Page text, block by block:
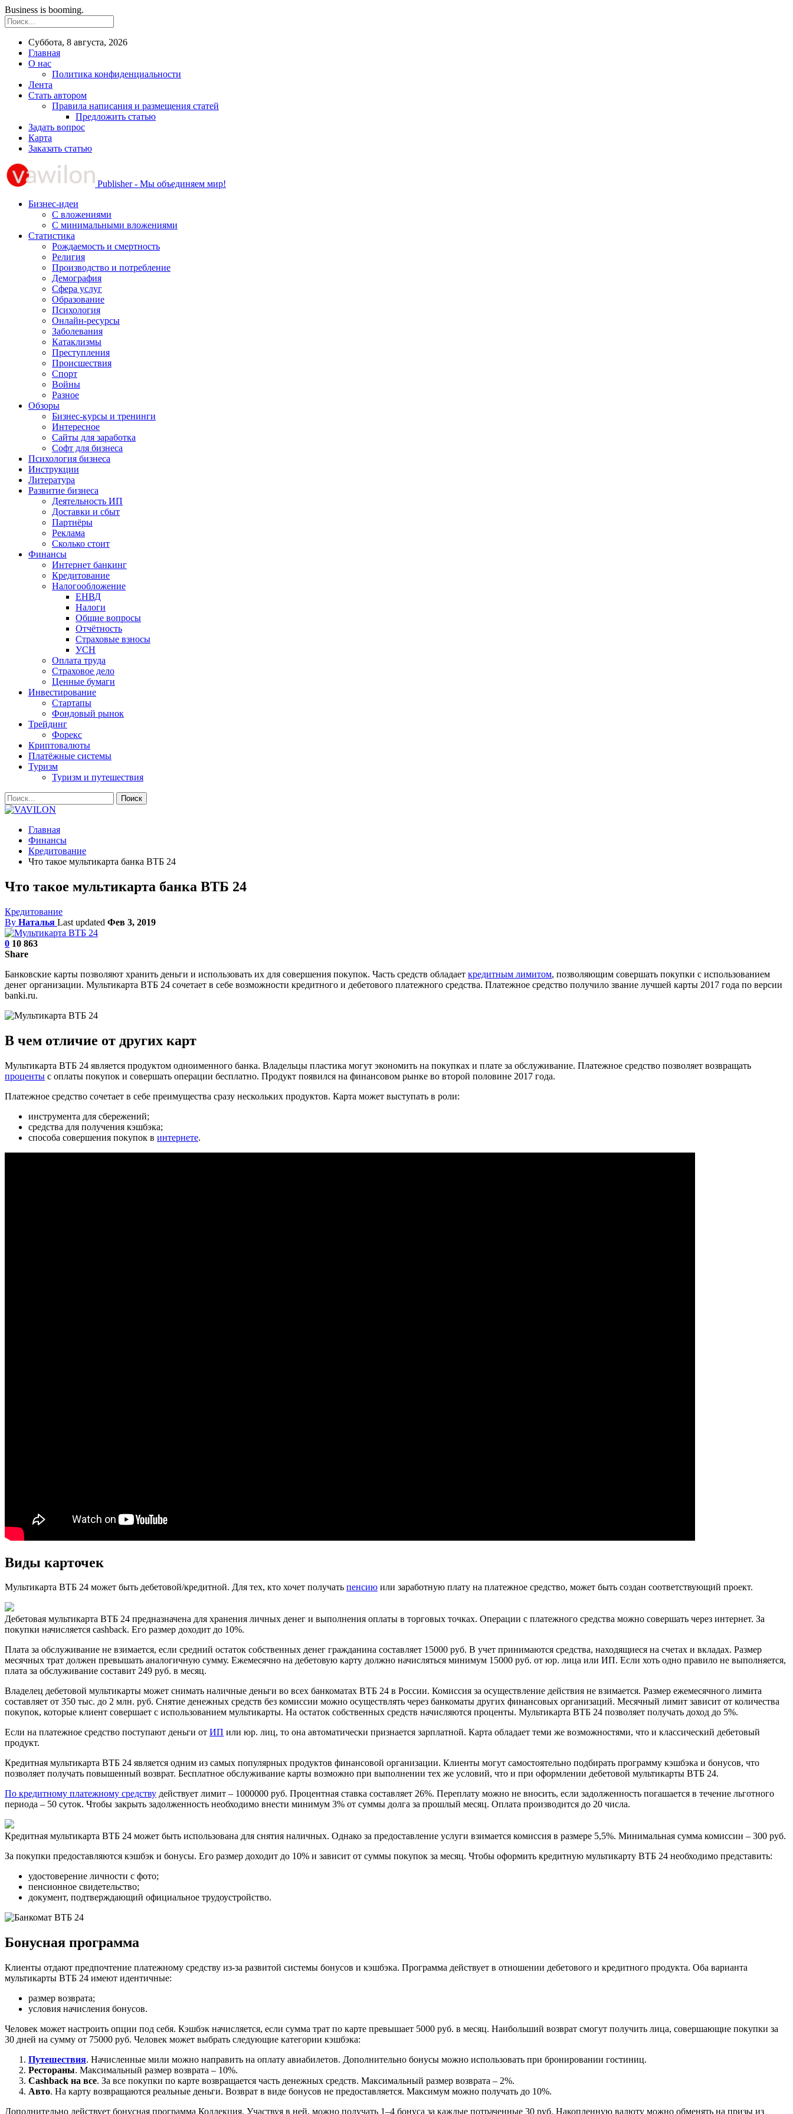
Business is booming.
Суббота, 8 августа, 2026
Главная
О нас
Политика конфиденциальности
Лента
Стать автором
Правила написания и размещения статей
Предложить статью
Задать вопрос
Карта
Заказать статью
Publisher - Мы объединяем мир!
Бизнес-идеи
С вложениями
С минимальными вложениями
Статистика
Рождаемость и смертность
Религия
Производство и потребление
Демография
Сфера услуг
Образование
Психология
Онлайн-ресурсы
Заболевания
Катаклизмы
Преступления
Происшествия
Спорт
Войны
Разное
Обзоры
Бизнес-курсы и тренинги
Интересное
Сайты для заработка
Софт для бизнеса
Психология бизнеса
Инструкции
Литература
Развитие бизнеса
Деятельность ИП
Доставки и сбыт
Партнёры
Реклама
Сколько стоит
Финансы
Интернет банкинг
Кредитование
Налогообложение
ЕНВД
Налоги
Общие вопросы
Отчётность
Страховые взносы
УСН
Оплата труда
Страховое дело
Ценные бумаги
Инвестирование
Стартапы
Фондовый рынок
Трейдинг
Форекс
Криптовалюты
Платёжные системы
Туризм
Туризм и путешествия
Главная
Финансы
Кредитование
Что такое мультикарта банка ВТБ 24
Что такое мультикарта банка ВТБ 24
Кредитование
By Наталья Last updated Фев 3, 2019
0 10 863
Share
Банковские карты позволяют хранить деньги и использовать их для совершения покупок. Часть средств обладает кредитным лимитом, позволяющим совершать покупки с использованием
денег организации. Мультикарта ВТБ 24 сочетает в себе возможности кредитного и дебетового платежного средства. Платежное средство получило звание лучшей карты 2017 года по версии
banki.ru.
В чем отличие от других карт
Мультикарта ВТБ 24 является продуктом одноименного банка. Владельцы пластика могут экономить на покупках и плате за обслуживание. Платежное средство позволяет возвращать
проценты с оплаты покупок и совершать операции бесплатно. Продукт появился на финансовом рынке во второй половине 2017 года.
Платежное средство сочетает в себе преимущества сразу нескольких продуктов. Карта может выступать в роли:
инструмента для сбережений;
средства для получения кэшбэка;
способа совершения покупок в интернете.
Виды карточек
Мультикарта ВТБ 24 может быть дебетовой/кредитной. Для тех, кто хочет получать пенсию или заработную плату на платежное средство, может быть создан соответствующий проект.
Дебетовая мультикарта ВТБ 24 предназначена для хранения личных денег и выполнения оплаты в торговых точках. Операции с платежного средства можно совершать через интернет. За
покупки начисляется cashback. Его размер доходит до 10%.
Плата за обслуживание не взимается, если средний остаток собственных денег гражданина составляет 15000 руб. В учет принимаются средства, находящиеся на счетах и вкладах. Размер
месячных трат должен превышать аналогичную сумму. Ежемесячно на дебетовую карту должно начисляться минимум 15000 руб. от юр. лица или ИП. Если хоть одно правило не выполняется,
плата за обслуживание составит 249 руб. в месяц.
Владелец дебетовой мультикарты может снимать наличные деньги во всех банкоматах ВТБ 24 в России. Комиссия за осуществление действия не взимается. Размер ежемесячного лимита
составляет от 350 тыс. до 2 млн. руб. Снятие денежных средств без комиссии можно осуществлять через банкоматы других финансовых организаций. Месячный лимит зависит от количества
покупок, которые клиент совершает с использованием мультикарты. На остаток собственных средств начисляются проценты. Мультикарта ВТБ 24 позволяет получать доход до 5%.
Если на платежное средство поступают деньги от ИП или юр. лиц, то она автоматически признается зарплатной. Карта обладает теми же возможностями, что и классический дебетовый
продукт.
Кредитная мультикарта ВТБ 24 является одним из самых популярных продуктов финансовой организации. Клиенты могут самостоятельно подбирать программу кэшбэка и бонусов, что
позволяет получать повышенный возврат. Бесплатное обслуживание карты возможно при выполнении тех же условий, что и при оформлении дебетовой мультикарты ВТБ 24.
По кредитному платежному средству действует лимит – 1000000 руб. Процентная ставка составляет 26%. Переплату можно не вносить, если задолженность погашается в течение льготного
периода – 50 суток. Чтобы закрыть задолженность необходимо внести минимум 3% от суммы долга за прошлый месяц. Оплата производится до 20 числа.
Кредитная мультикарта ВТБ 24 может быть использована для снятия наличных. Однако за предоставление услуги взимается комиссия в размере 5,5%. Минимальная сумма комиссии – 300 руб.
За покупки предоставляются кэшбэк и бонусы. Его размер доходит до 10% и зависит от суммы покупок за месяц. Чтобы оформить кредитную мультикарту ВТБ 24 необходимо представить:
удостоверение личности с фото;
пенсионное свидетельство;
документ, подтверждающий официальное трудоустройство.
Бонусная программа
Клиенты отдают предпочтение платежному средству из-за развитой системы бонусов и кэшбэка. Программа действует в отношении дебетового и кредитного продукта. Оба варианта
мультикарты ВТБ 24 имеют идентичные:
размер возврата;
условия начисления бонусов.
Человек может настроить опции под себя. Кэшбэк начисляется, если сумма трат по карте превышает 5000 руб. в месяц. Наибольший возврат смогут получить лица, совершающие покупки за
30 дней на сумму от 75000 руб. Человек может выбрать следующие категории кэшбэка:
Путешествия. Начисленные мили можно направить на оплату авиабилетов. Дополнительно бонусы можно использовать при бронировании гостиниц.
Рестораны. Максимальный размер возврата – 10%.
Cashback на все. За все покупки по карте возвращается часть денежных средств. Максимальный размер возврата – 2%.
Авто. На карту возвращаются реальные деньги. Возврат в виде бонусов не предоставляется. Максимум можно получать до 10%.
Дополнительно действует бонусная программа Коллекция. Участвуя в ней, можно получать 1–4 бонуса за каждые потраченные 30 руб. Накопленную валюту можно обменять на призы из